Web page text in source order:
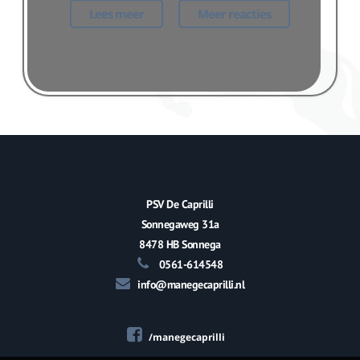
Lees meer Meer reacties
PSV De Caprilli
Sonnegaweg 31a
8478 HB Sonnega
0561-614548
info@manegecaprilli.nl
/manegecaprilli